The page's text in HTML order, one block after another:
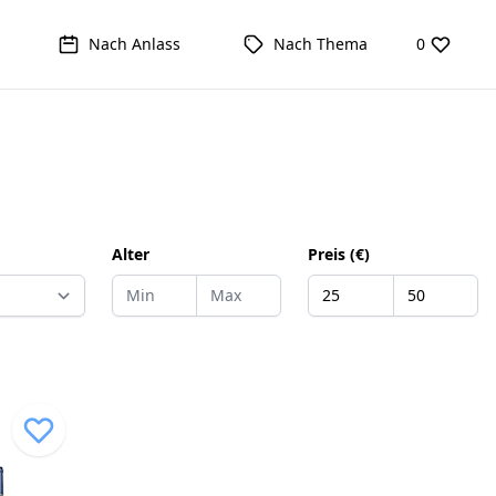
Nach Anlass Nach Thema 0
Alter Preis (€)